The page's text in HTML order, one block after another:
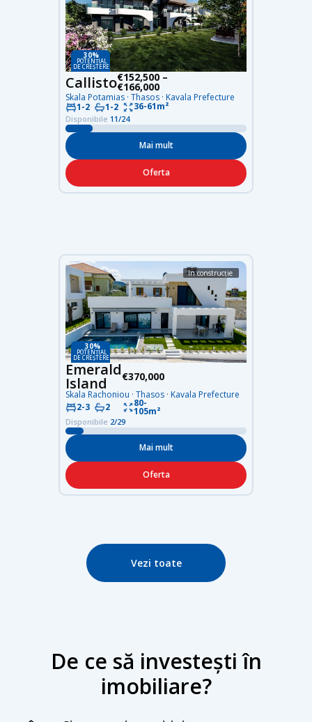
30%
DE CREȘTERE
POTENȚIAL
în construcție
Emerald
Island €370,000
Skala Rachoniou · Thasos · Kavala Prefecture
2-3
2 80-
105m²
Disponibile 2/29
Mai mult
Oferta
30%
DE CREȘTERE
POTENȚIAL
Callisto€152,500 –
€166,000
Skala Potamias · Thasos · Kavala Prefecture
1-2
1-2 36-61m²
Disponibile 11/24
Mai mult
Oferta
Vezi toate
De ce să investești în
imobiliare?